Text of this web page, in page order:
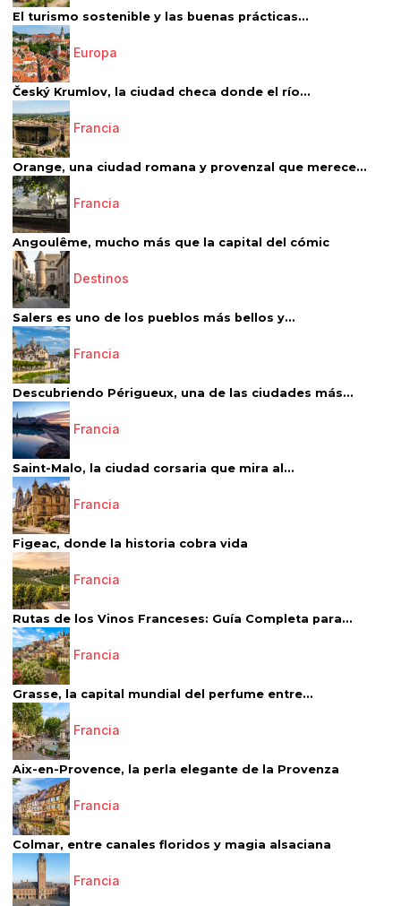
El turismo sostenible y las buenas prácticas...
Europa
Český Krumlov, la ciudad checa donde el río...
Francia
Orange, una ciudad romana y provenzal que merece...
Francia
Angoulême, mucho más que la capital del cómic
Destinos
Salers es uno de los pueblos más bellos y...
Francia
Descubriendo Périgueux, una de las ciudades más...
Francia
Saint-Malo, la ciudad corsaria que mira al...
Francia
Figeac, donde la historia cobra vida
Francia
Rutas de los Vinos Franceses: Guía Completa para...
Francia
Grasse, la capital mundial del perfume entre...
Francia
Aix-en-Provence, la perla elegante de la Provenza
Francia
Colmar, entre canales floridos y magia alsaciana
Francia